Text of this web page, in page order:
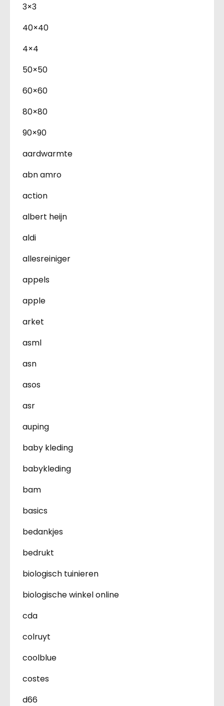
3×3
40×40
4×4
50×50
60×60
80×80
90×90
aardwarmte
abn amro
action
albert heijn
aldi
allesreiniger
appels
apple
arket
asml
asn
asos
asr
auping
baby kleding
babykleding
bam
basics
bedankjes
bedrukt
biologisch tuinieren
biologische winkel online
cda
colruyt
coolblue
costes
d66